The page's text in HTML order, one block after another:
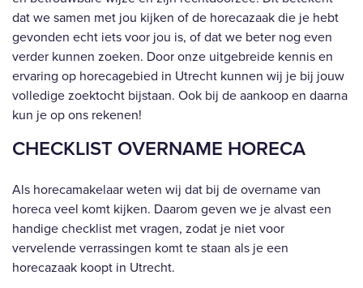
dat we samen met jou kijken of de horecazaak die je hebt
gevonden echt iets voor jou is, of dat we beter nog even
verder kunnen zoeken. Door onze uitgebreide kennis en
ervaring op horecagebied in Utrecht kunnen wij je bij jouw
volledige zoektocht bijstaan. Ook bij de aankoop en daarna
kun je op ons rekenen!
CHECKLIST OVERNAME HORECA
Als horecamakelaar weten wij dat bij de overname van
horeca veel komt kijken. Daarom geven we je alvast een
handige checklist met vragen, zodat je niet voor
vervelende verrassingen komt te staan als je een
horecazaak koopt in Utrecht.